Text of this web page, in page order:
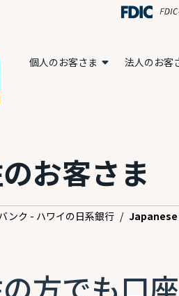
個人のお客さま 法人のお客
お客さま
ンク - ハワイの日系銀行 /
方でも口